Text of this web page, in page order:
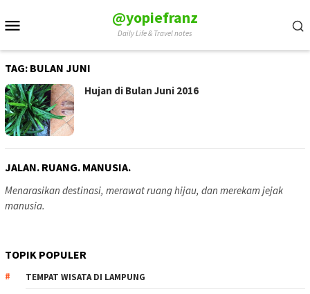
to
@yopiefranz
Daily Life & Travel notes
TAG: BULAN JUNI
Hujan di Bulan Juni 2016
JALAN. RUANG. MANUSIA.
Menarasikan destinasi, merawat ruang hijau, dan merekam jejak
manusia.
TOPIK POPULER
TEMPAT WISATA DI LAMPUNG